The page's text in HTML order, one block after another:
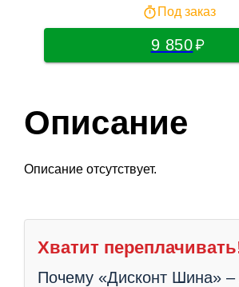
Под заказ
9 850
Описание
Описание отсутствует.
Хватит
Почему «Дисконт Шина»